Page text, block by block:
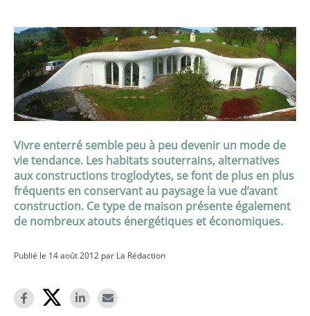
Vivre enterré semble peu à peu devenir un mode de
vie tendance. Les habitats souterrains, alternatives
aux constructions troglodytes, se font de plus en plus
fréquents en conservant au paysage la vue d’avant
construction. Ce type de maison présente également
de nombreux atouts énergétiques et économiques.
Publié le 14 août 2012 par La Rédaction